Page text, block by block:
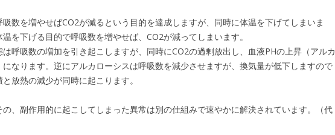
吸数を増やせばCO2が減るという目的を達成しますが、同時に体温を下げてしまいま
を下げる目的で呼吸数を増やせば、CO2が減ってしまいます。
は呼吸数の増加を引き起こしますが、同時にCO2の過剰放出し、血液PHの上昇（アルカ
になります。逆にアルカローシスは呼吸数を減少させますが、換気量が低下しますので
放熱の減少が同時に起こります。
の、副作用的に起こしてしまった異常は別の仕組みで速やかに解決されています。（代